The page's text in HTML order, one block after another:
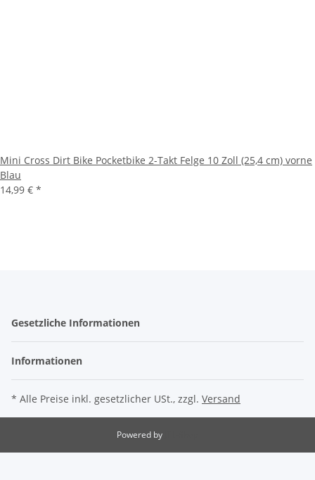
Mini Cross Dirt Bike Pocketbike 2-Takt Felge 10 Zoll (25,4 cm) vorne
Blau
14,99 € *
Gesetzliche Informationen
Informationen
* Alle Preise inkl. gesetzlicher USt., zzgl. Versand
Powered by